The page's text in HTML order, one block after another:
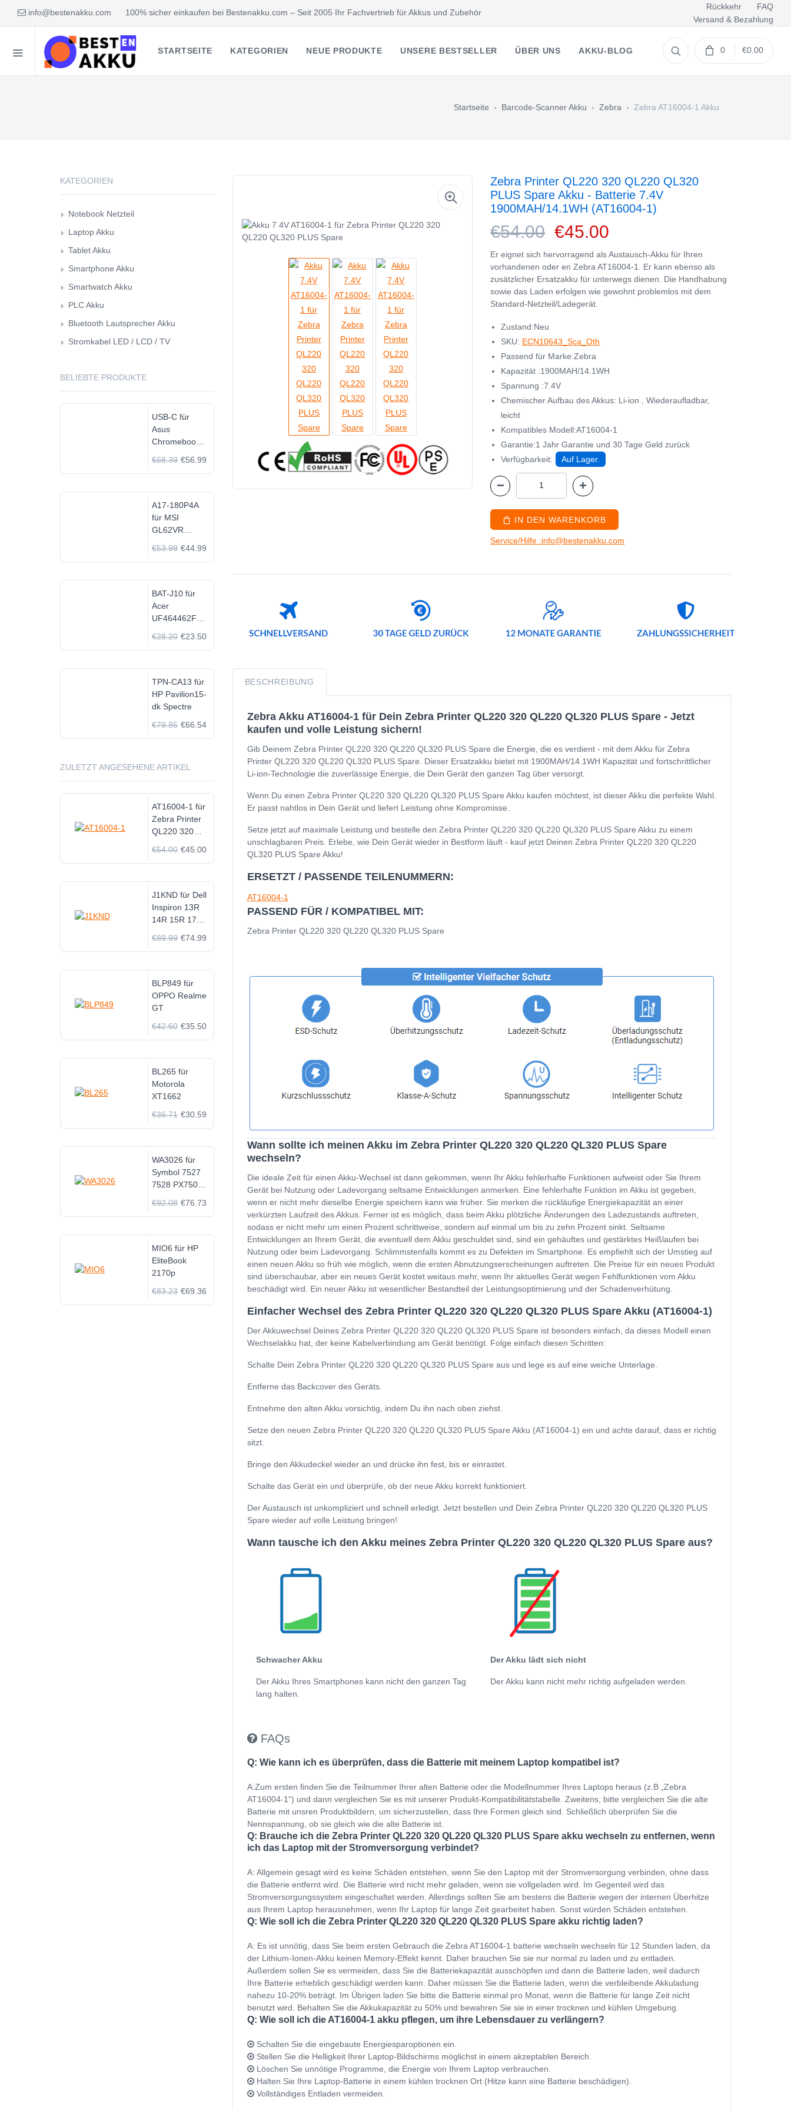
info@bestenakku.com 100% sicher einkaufen bei Bestenakku.com – Seit 2005 Ihr Fachvertrieb für Akkus und Zubehör
Rückkehr
FAQ
Versand & Bezahlung
STARTSEITE KATEGORIEN NEUE PRODUKTE UNSERE BESTSELLER ÜBER UNS AKKU-BLOG 0 €0.00
Startseite Barcode-Scanner Akku Zebra Zebra AT16004-1 Akku
Zebra Printer QL220 320 QL220 QL320
PLUS Spare Akku - Batterie 7.4V
1900MAH/14.1WH (AT16004-1)
€54.00€45.00
Er eignet sich hervorragend als Austausch-Akku für Ihren
vorhandenen oder en Zebra AT16004-1. Er kann ebenso als
zusätzlicher Ersatzakku für unterwegs dienen. Die Handhabung
sowie das Laden erfolgen wie gewohnt problemlos mit dem
Standard-Netzteil/Ladegerät.
Zustand:Neu
SKU: ECN10643_Sca_Oth
Passend für Marke:Zebra
Kapazität :1900MAH/14.1WH
Spannung :7.4V
Chemischer Aufbau des Akkus: Li-ion , Wiederaufladbar,
leicht
Kompatibles Modell:AT16004-1
Garantie:1 Jahr Garantie und 30 Tage Geld zurück
Verfügbarkeit:
Auf Lager.
IN DEN WARENKORB
Service/Hilfe :info@bestenakku.com
BESCHREIBUNG
Zebra Akku AT16004-1 für Dein Zebra Printer QL220 320 QL220 QL320 PLUS Spare - Jetzt
kaufen und volle Leistung sichern!
Gib Deinem Zebra Printer QL220 320 QL220 QL320 PLUS Spare die Energie, die es verdient - mit dem Akku für Zebra
Printer QL220 320 QL220 QL320 PLUS Spare. Dieser Ersatzakku bietet mit 1900MAH/14.1WH Kapazität und fortschrittlicher
Li-ion-Technologie die zuverlässige Energie, die Dein Gerät den ganzen Tag über versorgt.
Wenn Du einen Zebra Printer QL220 320 QL220 QL320 PLUS Spare Akku kaufen möchtest, ist dieser Akku die perfekte Wahl.
Er passt nahtlos in Dein Gerät und liefert Leistung ohne Kompromisse.
Setze jetzt auf maximale Leistung und bestelle den Zebra Printer QL220 320 QL220 QL320 PLUS Spare Akku zu einem
unschlagbaren Preis. Erlebe, wie Dein Gerät wieder in Bestform läuft - kauf jetzt Deinen Zebra Printer QL220 320 QL220
QL320 PLUS Spare Akku!
ERSETZT / PASSENDE TEILENUMMERN:
AT16004-1
PASSEND FÜR / KOMPATIBEL MIT:
Zebra Printer QL220 320 QL220 QL320 PLUS Spare
Wann sollte ich meinen Akku im Zebra Printer QL220 320 QL220 QL320 PLUS Spare
wechseln?
Die ideale Zeit für einen Akku-Wechsel ist dann gekommen, wenn Ihr Akku fehlerhafte Funktionen aufweist oder Sie Ihrem
Gerät bei Nutzung oder Ladevorgang seltsame Entwicklungen anmerken. Eine fehlerhafte Funktion im Akku ist gegeben,
wenn er nicht mehr dieselbe Energie speichern kann wie früher. Sie merken die rückläufige Energiekapazität an einer
verkürzten Laufzeit des Akkus. Ferner ist es möglich, dass beim Akku plötzliche Änderungen des Ladezustands auftreten,
sodass er nicht mehr um einen Prozent schrittweise, sondern auf einmal um bis zu zehn Prozent sinkt. Seltsame
Entwicklungen an Ihrem Gerät, die eventuell dem Akku geschuldet sind, sind ein gehäuftes und gestärktes Heißlaufen bei
Nutzung oder beim Ladevorgang. Schlimmstenfalls kommt es zu Defekten im Smartphone. Es empfiehlt sich der Umstieg auf
einen neuen Akku so früh wie möglich, wenn die ersten Abnutzungserscheinungen auftreten. Die Preise für ein neues Produkt
sind überschaubar, aber ein neues Gerät kostet weitaus mehr, wenn Ihr aktuelles Gerät wegen Fehlfunktionen vom Akku
beschädigt wird. Ein neuer Akku ist wesentlicher Bestandteil der Leistungsoptimierung und der Schadenverhütung.
Einfacher Wechsel des Zebra Printer QL220 320 QL220 QL320 PLUS Spare Akku (AT16004-1)
Der Akkuwechsel Deines Zebra Printer QL220 320 QL220 QL320 PLUS Spare ist besonders einfach, da dieses Modell einen
Wechselakku hat, der keine Kabelverbindung am Gerät benötigt. Folge einfach diesen Schritten:
Schalte Dein Zebra Printer QL220 320 QL220 QL320 PLUS Spare aus und lege es auf eine weiche Unterlage.
Entferne das Backcover des Geräts.
Entnehme den alten Akku vorsichtig, indem Du ihn nach oben ziehst.
Setze den neuen Zebra Printer QL220 320 QL220 QL320 PLUS Spare Akku (AT16004-1) ein und achte darauf, dass er richtig
sitzt.
Bringe den Akkudeckel wieder an und drücke ihn fest, bis er einrastet.
Schalte das Gerät ein und überprüfe, ob der neue Akku korrekt funktioniert.
Der Austausch ist unkompliziert und schnell erledigt. Jetzt bestellen und Dein Zebra Printer QL220 320 QL220 QL320 PLUS
Spare wieder auf volle Leistung bringen!
Wann tausche ich den Akku meines Zebra Printer QL220 320 QL220 QL320 PLUS Spare aus?
Schwacher Akku
Der Akku Ihres Smartphones kann nicht den ganzen Tag
lang halten.
Der Akku lädt sich nicht
Der Akku kann nicht mehr richtig aufgeladen werden.
FAQs
Q: Wie kann ich es überprüfen, dass die Batterie mit meinem Laptop kompatibel ist?
A:Zum ersten finden Sie die Teilnummer Ihrer alten Batterie oder die Modellnummer Ihres Laptops heraus (z.B „Zebra
AT16004-1“) und dann vergleichen Sie es mit unserer Produkt-Kompatibilitätstabelle. Zweitens, bitte vergleichen Sie die alte
Batterie mit unsren Produktbildern, um sicherzustellen, dass Ihre Formen gleich sind. Schließlich überprüfen Sie die
Nennspannung, ob sie gleich wie die alte Batterie ist.
Q: Brauche ich die Zebra Printer QL220 320 QL220 QL320 PLUS Spare akku wechseln zu entfernen, wenn
ich das Laptop mit der Stromversorgung verbindet?
A: Allgemein gesagt wird es keine Schäden entstehen, wenn Sie den Laptop mit der Stromversorgung verbinden, ohne dass
die Batterie entfernt wird. Die Batterie wird nicht mehr geladen, wenn sie vollgeladen wird. Im Gegenteil wird das
Stromversorgungssystem eingeschaltet werden. Allerdings sollten Sie am bestens die Batterie wegen der internen Überhitze
aus Ihrem Laptop herausnehmen, wenn Ihr Laptop für lange Zeit gearbeitet haben. Sonst würden Schäden entstehen.
Q: Wie soll ich die Zebra Printer QL220 320 QL220 QL320 PLUS Spare akku richtig laden?
A: Es ist unnötig, dass Sie beim ersten Gebrauch die Zebra AT16004-1 batterie wechseln wechseln für 12 Stunden laden, da
der Lithium-Ionen-Akku keinen Memory-Effekt kennt. Daher brauchen Sie sie nur normal zu laden und zu entladen.
Außerdem sollen Sie es vermeiden, dass Sie die Batteriekapazität ausschöpfen und dann die Batterie laden, weil dadurch
Ihre Batterie erheblich geschädigt werden kann. Daher müssen Sie die Batterie laden, wenn die verbleibende Akkuladung
nahezu 10-20% beträgt. Im Übrigen laden Sie bitte die Batterie einmal pro Monat, wenn die Batterie für lange Zeit nicht
benutzt wird. Behalten Sie die Akkukapazität zu 50% und bewahren Sie sie in einer trocknen und kühlen Umgebung.
Q: Wie soll ich die AT16004-1 akku pflegen, um ihre Lebensdauer zu verlängern?
Schalten Sie die eingebaute Energiesparoptionen ein.
Stellen Sie die Helligkeit Ihrer Laptop-Bildschirms möglichst in einem akzeptablen Bereich.
Löschen Sie unnötige Programme, die Energie von Ihrem Laptop verbrauchen.
Halten Sie Ihre Laptop-Batterie in einem kühlen trocknen Ort (Hitze kann eine Batterie beschädigen).
Vollständiges Entladen vermeiden.
KATEGORIEN
Notebook Netzteil
Laptop Akku
Tablet Akku
Smartphone Akku
Smartwatch Akku
PLC Akku
Bluetooth Lautsprecher Akku
Stromkabel LED / LCD / TV
BELIEBTE PRODUKTE
USB-C für
Asus
Chromebook
€68.39 €56.99
A17-180P4A
für MSI
GL62VR
€53.99 €44.99
BAT-J10 für
Acer
UF464462F
€28.20 €23.50
TPN-CA13 für
HP Pavilion15-
dk Spectre
€79.85 €66.54
ZULETZT ANGESEHENE ARTIKEL
AT16004-1 für
Zebra Printer
QL220 320
€54.00 €45.00
J1KND für Dell
Inspiron 13R
14R 15R 17R
€89.99 €74.99
BLP849 für
OPPO Realme
GT
€42.60 €35.50
BL265 für
Motorola
XT1662
€36.71 €30.59
WA3026 für
Symbol 7527
7528 PX750
€92.08 €76.73
MIO6 für HP
EliteBook
2170p
€83.23 €69.36